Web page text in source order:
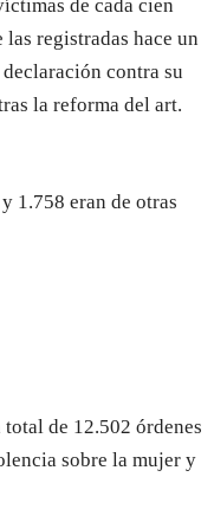
de cada cien
registradas hace un
contra su
la reforma del art.
1.758 eran de otras
de 12.502 órdenes
sobre la mujer y